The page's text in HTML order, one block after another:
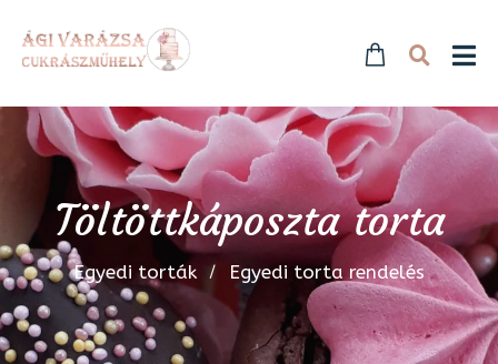
Töltöttkáposzta torta
Egyedi torták Egyedi torta rendelés